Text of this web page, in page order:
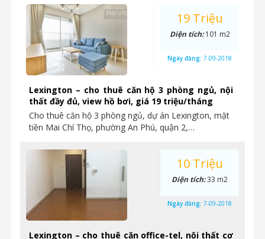
Lexington – cho thuê căn hộ 3 phòng ngủ, nội
thất đầy đủ, view hồ bơi, giá 19 triệu/tháng
Cho thuê căn hộ 3 phòng ngủ, dự án Lexington, mặt
tiền Mai Chí Thọ, phường An Phú, quận 2,…
19 Triệu
Diện tích:101 m2
Ngày đăng: 7-09-2018
Lexington – cho thuê căn office-tel, nội thất cơ
10 Triệu
Diện tích:33 m2
Ngày đăng: 7-09-2018